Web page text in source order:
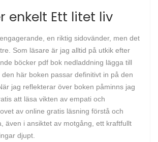
enkelt Ett litet liv
en riktig sidovänder, men det
Som läsare är jag alltid på utkik efter
böcker pdf bok nedladdning lägga till
den här boken passar definitivt in på den
jag reflekterar över boken påminns jag
att läsa vikten av empati och
av online gratis läsning förstå och
även i ansiktet av motgång, ett kraftfullt
djupt.